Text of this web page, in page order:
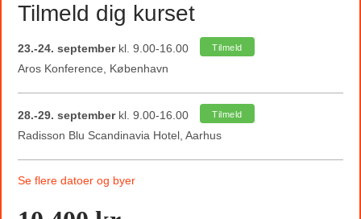
Tilmeld dig kurset
23.-24. septemberkl. 9.00-16.00 Tilmeld
Aros Konference, København
28.-29. septemberkl. 9.00-16.00 Tilmeld
Radisson Blu Scandinavia Hotel, Aarhus
Se flere datoer og byer